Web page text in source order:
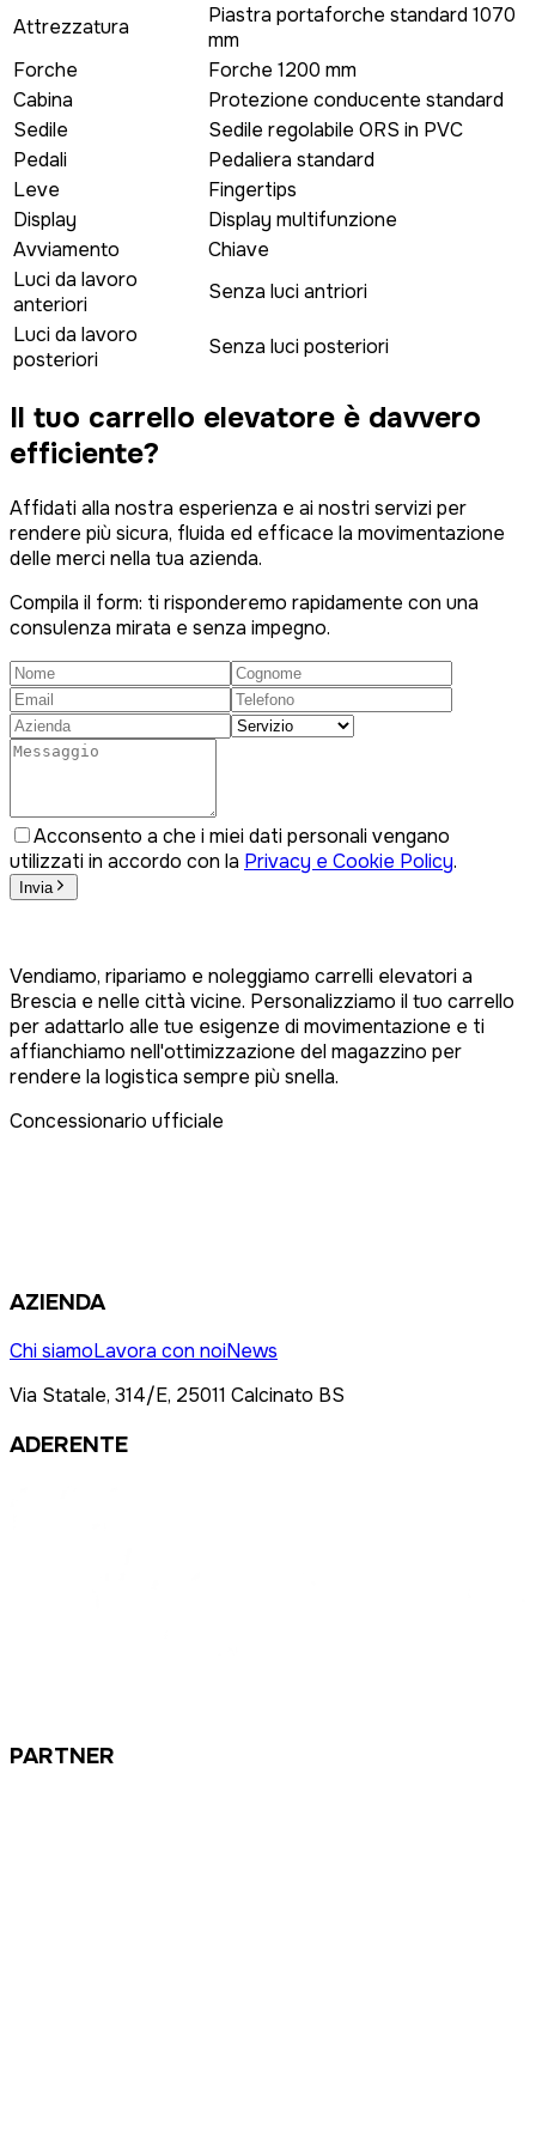
Attrezzatura
Piastra portaforche standard 1070
mm
Forche
Forche 1200 mm
Cabina
Protezione conducente standard
Sedile
Sedile regolabile ORS in PVC
Pedali
Pedaliera standard
Leve
Fingertips
Display
Display multifunzione
Avviamento
Chiave
Luci da lavoro
anteriori
Senza luci antriori
Luci da lavoro
posteriori
Senza luci posteriori
Il tuo carrello elevatore è davvero
efficiente?
Affidati alla nostra esperienza e ai nostri servizi per
rendere più sicura, fluida ed efficace la movimentazione
delle merci nella tua azienda.
Compila il form: ti risponderemo rapidamente con una
consulenza mirata e senza impegno.
Acconsento a che i miei dati personali vengano
utilizzati in accordo con la Privacy e Cookie Policy.
Invia
Vendiamo, ripariamo e noleggiamo carrelli elevatori a
Brescia e nelle città vicine. Personalizziamo il tuo carrello
per adattarlo alle tue esigenze di movimentazione e ti
affianchiamo nell'ottimizzazione del magazzino per
rendere la logistica sempre più snella.
Concessionario ufficiale
AZIENDA
Chi siamoLavora con noiNews
Via Statale, 314/E, 25011 Calcinato BS
ADERENTE
PARTNER